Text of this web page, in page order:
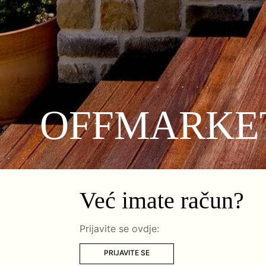
Već imate račun?
Prijavite se ovdje:
PRIJAVITE SE